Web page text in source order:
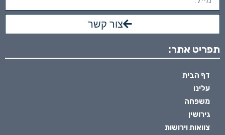
צור קשר
תפריט אתר:
דף הבית
עלינו
משפחה
גירושין
צוואות וירושות